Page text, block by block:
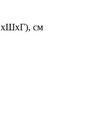
см